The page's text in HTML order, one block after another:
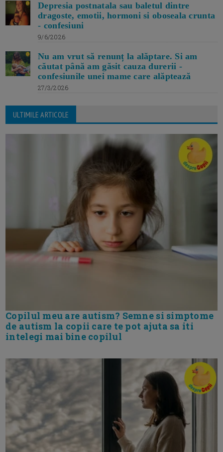
Depresia postnatala sau baletul dintre
dragoste, emotii, hormoni si oboseala crunta
- confesiuni
9/6/2026
Nu am vrut să renunț la alăptare. Si am
căutat până am găsit cauza durerii -
confesiunile unei mame care alăptează
27/3/2026
ULTIMILE ARTICOLE
Copilul meu are autism? Semne si simptome
de autism la copii care te pot ajuta sa iti
intelegi mai bine copilul